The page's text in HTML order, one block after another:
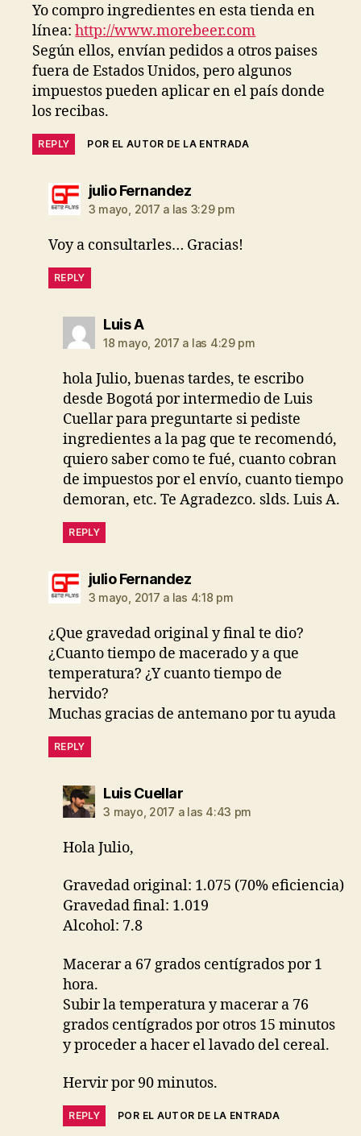
Yo compro ingredientes en esta tienda en
línea:http://www.morebeer.com
Según ellos, envían pedidos a otros paises
fuera de Estados Unidos, pero algunos
impuestos pueden aplicar en el país donde
los recibas.
REPLY POR EL AUTOR DE LA ENTRADA
julio Fernandezdice:
3 mayo, 2017 a las 3:29 pm
Voy a consultarles… Gracias!
REPLY
Luis Adice:
18 mayo, 2017 a las 4:29 pm
hola Julio, buenas tardes, te escribo
desde Bogotá por intermedio de Luis
Cuellar para preguntarte si pediste
ingredientes a la pag que te recomendó,
quiero saber como te fué, cuanto cobran
de impuestos por el envío, cuanto tiempo
demoran, etc. Te Agradezco. slds. Luis A.
REPLY
julio Fernandezdice:
3 mayo, 2017 a las 4:18 pm
¿Que gravedad original y final te dio?
¿Cuanto tiempo de macerado y a que
temperatura? ¿Y cuanto tiempo de
hervido?
Muchas gracias de antemano por tu ayuda
REPLY
Luis Cuellardice:
3 mayo, 2017 a las 4:43 pm
Hola Julio,
Gravedad original: 1.075 (70% eficiencia)
Gravedad final: 1.019
Alcohol: 7.8
Macerar a 67 grados centígrados por 1
hora.
Subir la temperatura y macerar a 76
grados centígrados por otros 15 minutos
y proceder a hacer el lavado del cereal.
Hervir por 90 minutos.
REPLY POR EL AUTOR DE LA ENTRADA